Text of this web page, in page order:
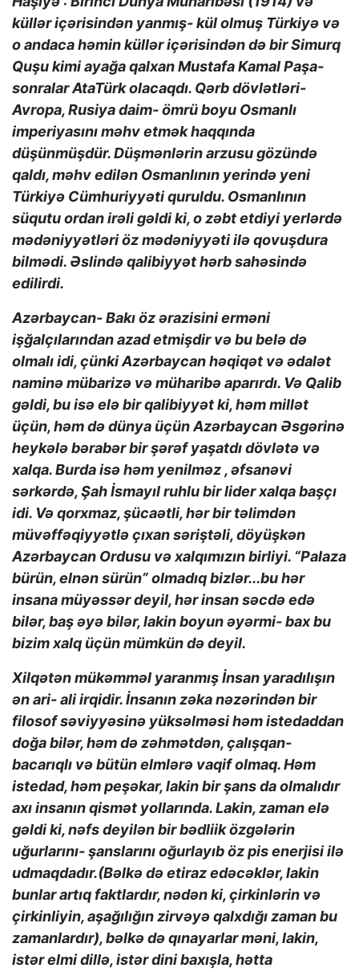
küllər içərisindən yanmış- kül olmuş Türkiyə və
o andaca həmin küllər içərisindən də bir Simurq
Quşu kimi ayağa qalxan Mustafa Kamal Paşa-
sonralar AtaTürk olacaqdı. Qərb dövlətləri-
Avropa, Rusiya daim- ömrü boyu Osmanlı
imperiyasını məhv etmək haqqında
düşünmüşdür. Düşmənlərin arzusu gözündə
qaldı, məhv edilən Osmanlının yerində yeni
Türkiyə Cümhuriyyəti quruldu. Osmanlının
süqutu ordan irəli gəldi ki, o zəbt etdiyi yerlərdə
mədəniyyətləri öz mədəniyyəti ilə qovuşdura
bilmədi. Əslində qalibiyyət hərb sahəsində
edilirdi.
Azərbaycan- Bakı öz ərazisini erməni
işğalçılarından azad etmişdir və bu belə də
olmalı idi, çünki Azərbaycan həqiqət və ədalət
naminə mübarizə və müharibə aparırdı. Və Qalib
gəldi, bu isə elə bir qalibiyyət ki, həm millət
üçün, həm də dünya üçün Azərbaycan Əsgərinə
heykələ bərabər bir şərəf yaşatdı dövlətə və
xalqa. Burda isə həm yenilməz , əfsanəvi
sərkərdə, Şah İsmayıl ruhlu bir lider xalqa başçı
idi. Və qorxmaz, şücaətli, hər bir təlimdən
müvəffəqiyyətlə çıxan səriştəli, döyüşkən
Azərbaycan Ordusu və xalqımızın birliyi. “Palaza
bürün, elnən sürün” olmadıq bizlər...bu hər
insana müyəssər deyil, hər insan səcdə edə
bilər, baş əyə bilər, lakin boyun əyərmi- bax bu
bizim xalq üçün mümkün də deyil.
Xilqətən mükəmməl yaranmış İnsan yaradılışın
ən ari- ali irqidir. İnsanın zəka nəzərindən bir
filosof səviyyəsinə yüksəlməsi həm istedaddan
doğa bilər, həm də zəhmətdən, çalışqan-
bacarıqlı və bütün elmlərə vaqif olmaq. Həm
istedad, həm peşəkar, lakin bir şans da olmalıdır
axı insanın qismət yollarında. Lakin, zaman elə
gəldi ki, nəfs deyilən bir bədliik özgələrin
uğurlarını- şanslarını oğurlayıb öz pis enerjisi ilə
udmaqdadır.(Bəlkə də etiraz edəcəklər, lakin
bunlar artıq faktlardır, nədən ki, çirkinlərin və
çirkinliyin, aşağılığın zirvəyə qalxdığı zaman bu
zamanlardır), bəlkə də qınayarlar məni, lakin,
istər elmi dillə, istər dini baxışla, hətta